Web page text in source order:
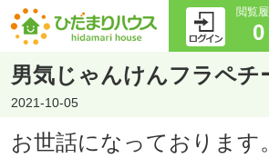
閲覧
0
男気じゃんけんフラペチ
2021-10-05
お世話になっております。